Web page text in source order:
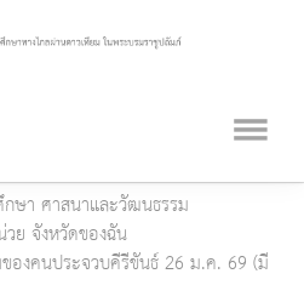
ษา ศาสนาและวัฒนธรรม
ย จังหวัดของฉัน
องคนประจวบคีรีขันธ์ 26 ม.ค. 69 (มี